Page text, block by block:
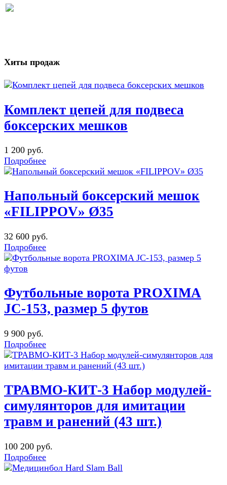
Хиты продаж
Комплект цепей для подвеса
боксерских мешков
1 200 руб.
Подробнее
Напольный боксерский мешок
«FILIPPOV» Ø35
32 600 руб.
Подробнее
Футбольные ворота PROXIMA
JC-153, размер 5 футов
9 900 руб.
Подробнее
ТРАВМО-КИТ-3 Набор модулей-
симулянторов для имитации
травм и ранений (43 шт.)
100 200 руб.
Подробнее